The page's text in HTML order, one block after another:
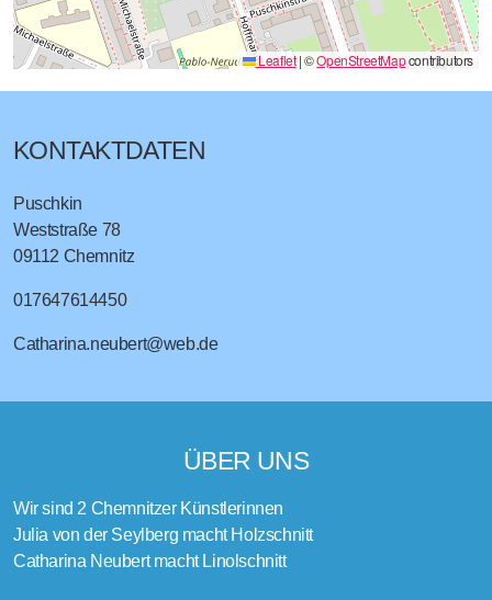
Leaflet |©OpenStreetMapcontributors
KONTAKTDATEN
Puschkin
Weststraße 78
09112 Chemnitz
017647614450
Catharina.neubert@web.de
ÜBER UNS
Wir sind 2 Chemnitzer Künstlerinnen
Julia von der Seylberg macht Holzschnitt
Catharina Neubert macht Linolschnitt